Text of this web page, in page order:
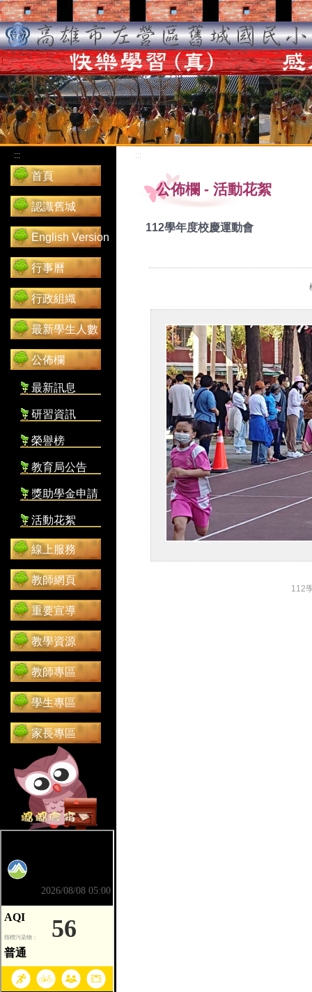
:::
首頁
認識舊城
English Version
行事曆
行政組織
最新學生人數
公佈欄
最新訊息
研習資訊
榮譽榜
教育局公告
獎助學金申請
活動花絮
線上服務
教師網頁
重要宣導
教學資源
教師專區
學生專區
家長專區
:::
公佈欄 - 活動花絮
112學年度校慶運動會
112